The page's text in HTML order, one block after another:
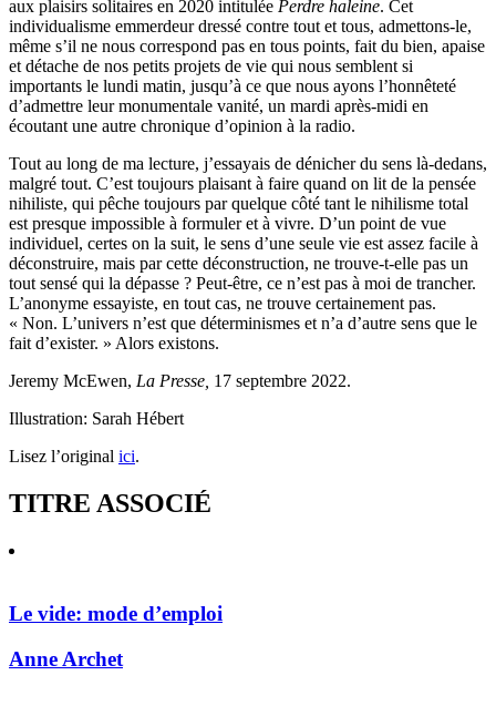
aux plaisirs solitaires en 2020 intitulée Perdre haleine. Cet
individualisme emmerdeur dressé contre tout et tous, admettons-le,
même s’il ne nous correspond pas en tous points, fait du bien, apaise
et détache de nos petits projets de vie qui nous semblent si
importants le lundi matin, jusqu’à ce que nous ayons l’honnêteté
d’admettre leur monumentale vanité, un mardi après-midi en
écoutant une autre chronique d’opinion à la radio.
Tout au long de ma lecture, j’essayais de dénicher du sens là-dedans,
malgré tout. C’est toujours plaisant à faire quand on lit de la pensée
nihiliste, qui pêche toujours par quelque côté tant le nihilisme total
est presque impossible à formuler et à vivre. D’un point de vue
individuel, certes on la suit, le sens d’une seule vie est assez facile à
déconstruire, mais par cette déconstruction, ne trouve-t-elle pas un
tout sensé qui la dépasse ? Peut-être, ce n’est pas à moi de trancher.
L’anonyme essayiste, en tout cas, ne trouve certainement pas.
« Non. L’univers n’est que déterminismes et n’a d’autre sens que le
fait d’exister. » Alors existons.
Jeremy McEwen, La Presse, 17 septembre 2022.
Illustration: Sarah Hébert
Lisez l’original ici.
TITRE ASSOCIÉ
Le vide: mode d’emploi
Anne Archet